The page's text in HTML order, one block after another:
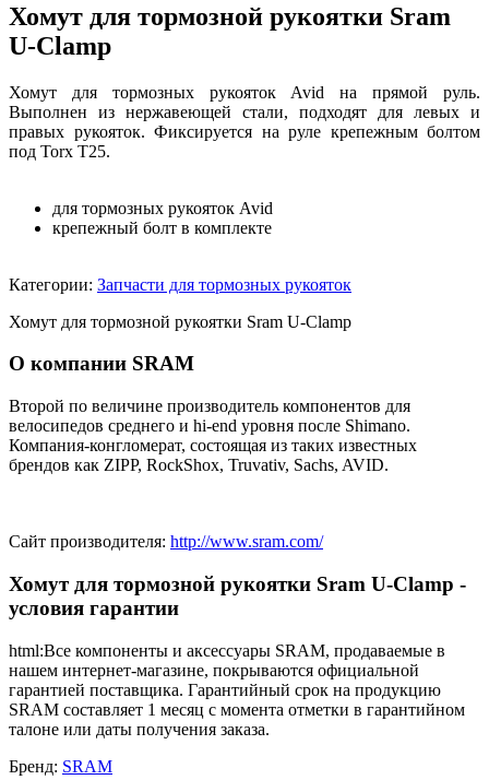
Хомут для тормозной рукоятки Sram
U-Clamp
Хомут для тормозных рукояток Avid на прямой руль.
Выполнен из нержавеющей стали, подходят для левых и
правых рукояток. Фиксируется на руле крепежным болтом
под Torx T25.
для тормозных рукояток Avid
крепежный болт в комплекте
Категории: Запчасти для тормозных рукояток
Хомут для тормозной рукоятки Sram U-Clamp
О компании SRAM
Второй по величине производитель компонентов для
велосипедов среднего и hi-end уровня после Shimano.
Компания-конгломерат, состоящая из таких известных
брендов как ZIPP, RockShox, Truvativ, Sachs, AVID.
Сайт производителя: http://www.sram.com/
Хомут для тормозной рукоятки Sram U-Clamp -
условия гарантии
html:Все компоненты и аксессуары SRAM, продаваемые в
нашем интернет-магазине, покрываются официальной
гарантией поставщика. Гарантийный срок на продукцию
SRAM составляет 1 месяц с момента отметки в гарантийном
талоне или даты получения заказа.
Бренд: SRAM